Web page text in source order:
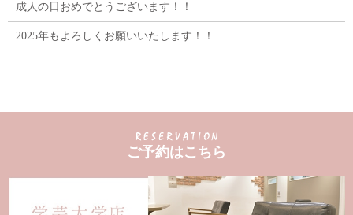
成人の日おめでとうございます！！
2025年もよろしくお願いいたします！！
ご予約はこちら